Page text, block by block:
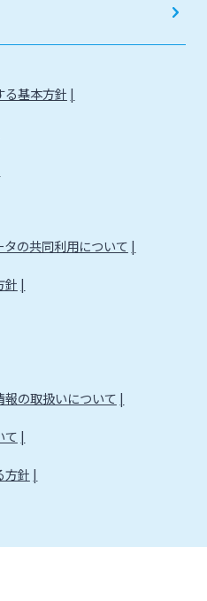
る基本方針
の共同利用について
針
の取扱いについて
て
方針